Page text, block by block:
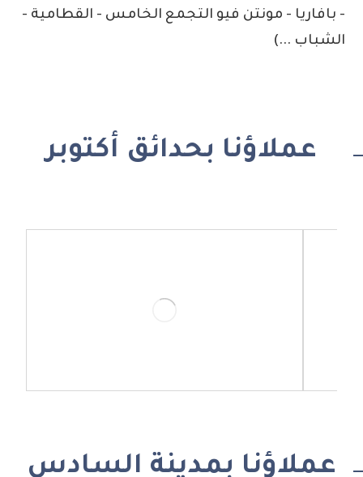
- بافاريا - مونتن فيو التجمع الخامس - القطامية -
الشباب ...)
عملاؤنا بحدائق أكتوبر
عملاؤنا بمدينة السادس